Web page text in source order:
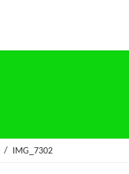
IMG_7302